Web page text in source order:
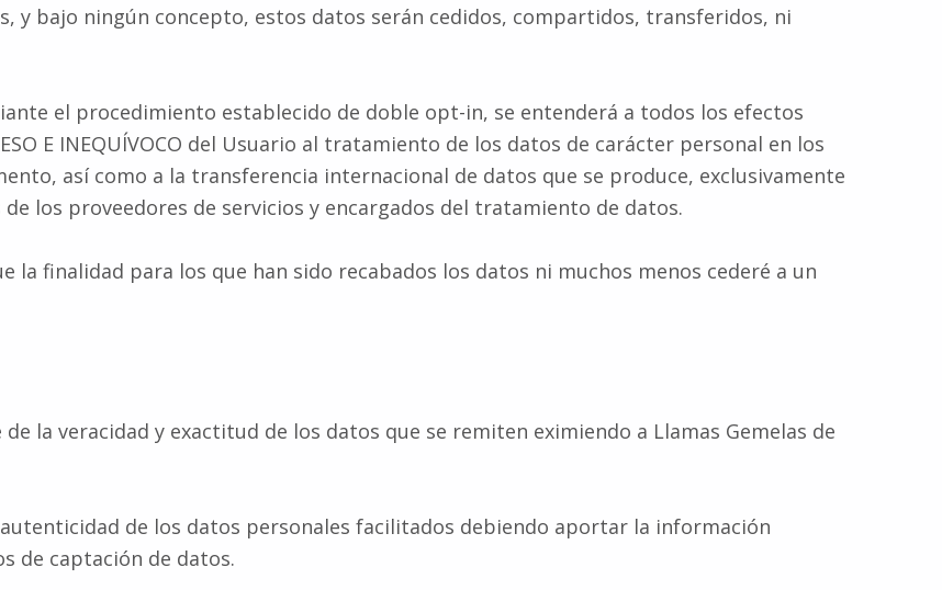
y bajo ningún concepto, estos datos serán cedidos, compartidos, transferidos, ni
el procedimiento establecido de doble opt-in, se entenderá a todos los efectos
E INEQUÍVOCO del Usuario al tratamiento de los datos de carácter personal en los
así como a la transferencia internacional de datos que se produce, exclusivamente
los proveedores de servicios y encargados del tratamiento de datos.
la finalidad para los que han sido recabados los datos ni muchos menos cederé a un
la veracidad y exactitud de los datos que se remiten eximiendo a Llamas Gemelas de
de los datos personales facilitados debiendo aportar la información
de captación de datos.